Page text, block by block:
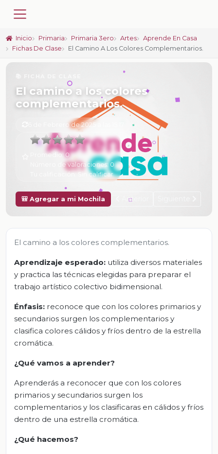
Inicio Primaria Primaria 3ero Artes
Aprende En Casa
Fichas De Clase
El Camino A Los Colores Complementarios.
El camino a los colores
complementarios.
6 de Febrero de 2025 a las 15:17
Promedio:0
Número de valoraciones: 0
Tu calificación: Sin calificar
🎒 Agregar a mi Mochila Anterior
El camino a los colores complementarios.
Aprendizaje esperado: utiliza diversos materiales
y practica las técnicas elegidas para preparar el
trabajo artístico colectivo bidimensional.
Énfasis: reconoce que con los colores primarios y
secundarios surgen los complementarios y
clasifica colores cálidos y fríos dentro de la estrella
cromática.
¿Qué vamos a aprender?
Aprenderás a reconocer que con los colores
primarios y secundarios surgen los
complementarios y los clasificaras en cálidos y fríos
dentro de una estrella cromática.
¿Qué hacemos?